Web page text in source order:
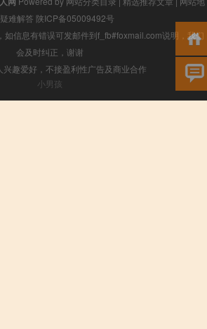
疑难解答 陕ICP备05009492号
如信息有错误可发邮件到f_fb#foxmail.com说明，我们
会及时纠正，谢谢
兴趣爱好，不接盈利性广告及商业合作
小男孩